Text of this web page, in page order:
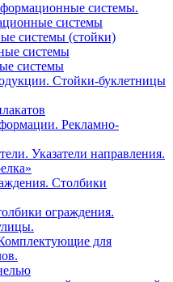
системы.
системы
системы (стойки)
системы
системы
Стойки-буклетницы
Рекламно-
Указатели направления.
Столбики
ограждения.
для